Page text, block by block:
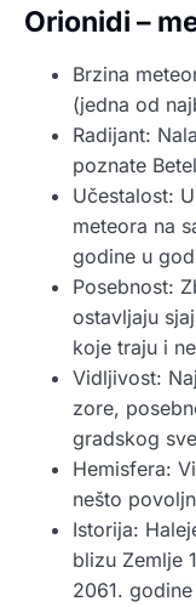
Orionidi –
Brzina
(jedna od
Radijant:
poznate
Učestalost:
meteora na
godine u
Posebnost:
ostavljaju
koje traju i
Vidljivost:
zore,
gradskog
Hemisfera:
nešto
Istorija:
blizu Zemlje
2061.